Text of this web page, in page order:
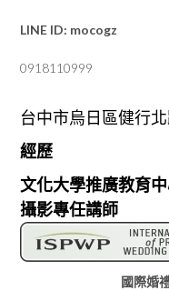
LINE ID: mocogz
0918110999
台中市烏日區健行
經歷
文化大學推廣教育
攝影專任講師
國際婚